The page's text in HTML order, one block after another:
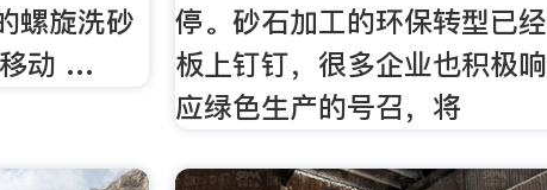
螺旋洗砂
动 …
停。砂石加工的环保转型已经
板上钉钉，很多企业也积极响
应绿色生产的号召，将